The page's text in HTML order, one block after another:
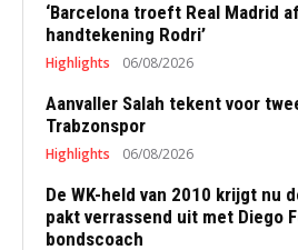
‘Barcelona troeft Real Madrid
handtekening Rodri’
Highlights 06/08/2026
Aanvaller Salah tekent voor
Trabzonspor
Highlights 06/08/2026
De WK-held van 2010 krijgt nu
pakt verrassend uit met Diego
bondscoach